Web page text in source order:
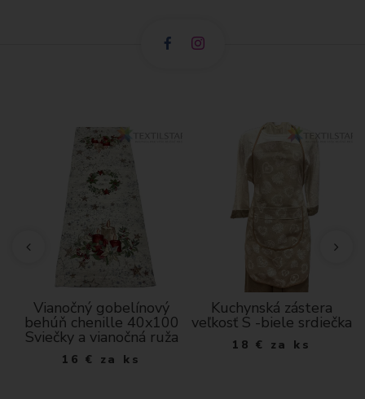
Vianočný gobelínový
behúň chenille 40x100
Sviečky a vianočná ruža
16 € za ks
Kuchynská zástera
veľkosť S -biele srdiečka
18 € za ks